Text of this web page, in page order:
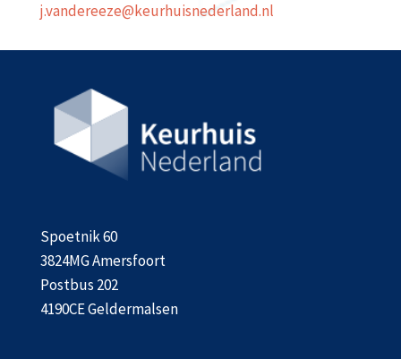
j.vandereeze@keurhuisnederland.nl
Spoetnik 60
3824MG Amersfoort
Postbus 202
4190CE Geldermalsen